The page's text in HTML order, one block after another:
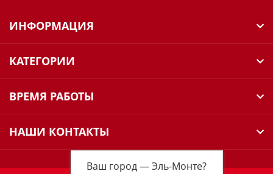
Ваш город —Эль-Монте?
ИНФОРМАЦИЯ
КАТЕГОРИИ
ВРЕМЯ РАБОТЫ
НАШИ КОНТАКТЫ